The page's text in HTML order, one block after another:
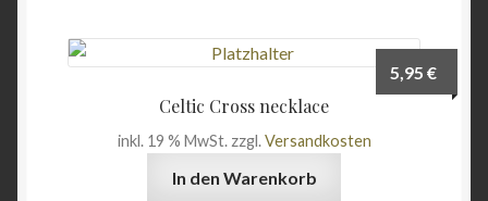
Celtic Cross necklace
5,95€
inkl. 19 % MwSt. zzgl.Versandkosten
In den Warenkorb